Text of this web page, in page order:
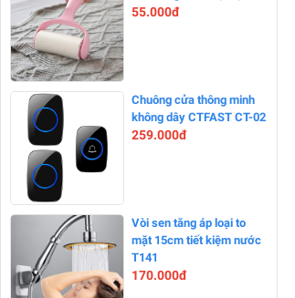
-0%
55.000đ
-0%
Chuông cửa thông minh
không dây CTFAST CT-02
259.000đ
Vòi sen tăng áp loại to
mặt 15cm tiết kiệm nước
T141
170.000đ